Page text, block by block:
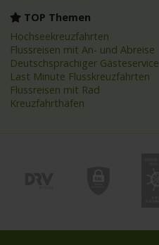
TOP Themen
Hochseekreuzfahrten
Flussreisen mit An- und Abreise
Deutschsprachiger Gästeservice
Last Minute Flusskreuzfahrten
Flussreisen mit Rad
Kreuzfahrthäfen